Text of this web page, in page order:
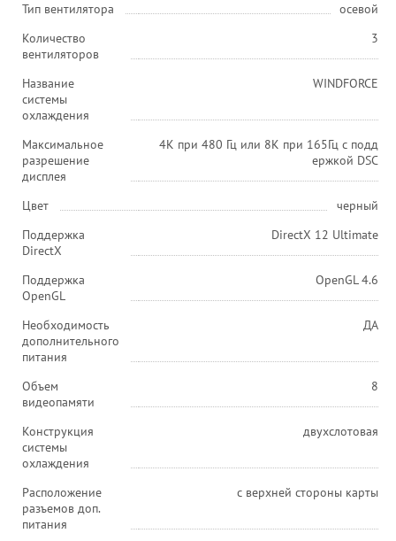
Тип вентилятора
осевой
Количество
вентиляторов
3
Название
системы
охлаждения
WINDFORCE
Максимальное
разрешение
дисплея
4K при 480 Гц или 8K при 165Гц с подд
ержкой DSC
Цвет
черный
Поддержка
DirectX
DirectX 12 Ultimate
Поддержка
OpenGL
OpenGL 4.6
Необходимость
дополнительного
питания
ДА
Объем
видеопамяти
8
Конструкция
системы
охлаждения
двухслотовая
Расположение
разъемов доп.
питания
с верхней стороны карты